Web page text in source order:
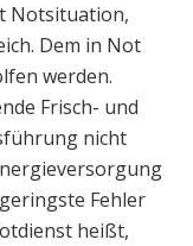
Notsituation,
Dem in Not
werden.
Frisch- und
nicht
Fehler
heißt,